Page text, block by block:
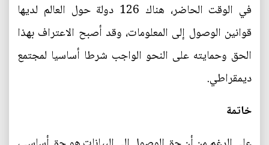
في الوقت الحاضر، هناك 126 دولة حول العالم لديها
قوانين الوصول إلى المعلومات، وقد أصبح الاعتراف بهذا
الحق وحمايته على النحو الواجب شرطا أساسيا لمجتمع
ديمقراطي.
خاتمة